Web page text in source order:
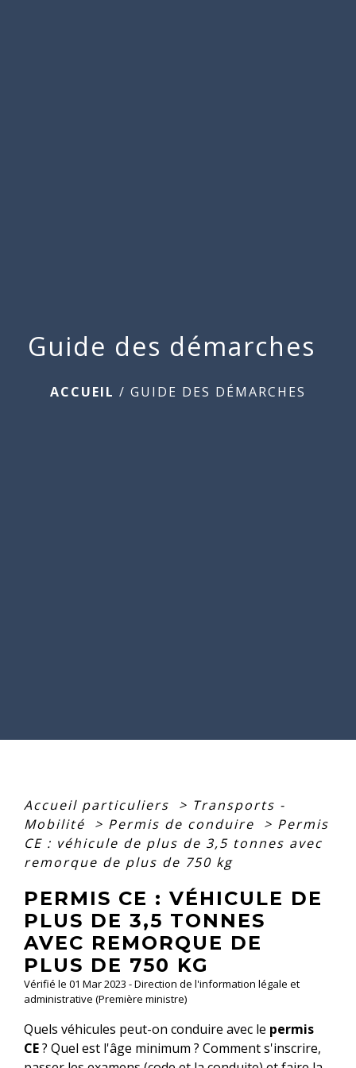
Guide des démarches
ACCUEIL / GUIDE DES DÉMARCHES
Accueil particuliers > Transports -
Mobilité
> Permis de conduire > Permis
CE : véhicule de plus de 3,5 tonnes avec
remorque de plus de 750 kg
PERMIS CE : VÉHICULE DE
PLUS DE 3,5 TONNES
AVEC REMORQUE DE
PLUS DE 750 KG
Vérifié le 01 Mar 2023 - Direction de l'information légale et
administrative (Première ministre)
Quels véhicules peut-on conduire avec le permis
CE? Quel est l'âge minimum ? Comment s'inscrire,